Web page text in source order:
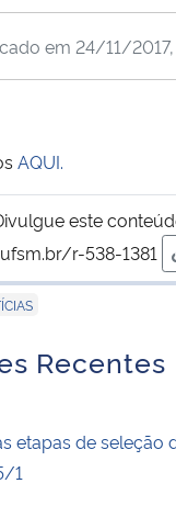
Regional
e dos Direitos
em 24/11/2017,
AQUI.
este
r-538-1381
Recentes
etapas de seleção
1